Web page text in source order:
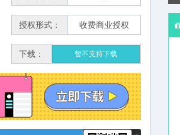
授权形式： 收费商业授权
下载： 暂不支持下载